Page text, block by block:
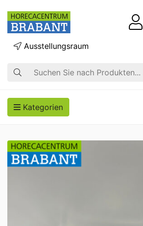
Suche
Ausstellungsraum
Kategorien